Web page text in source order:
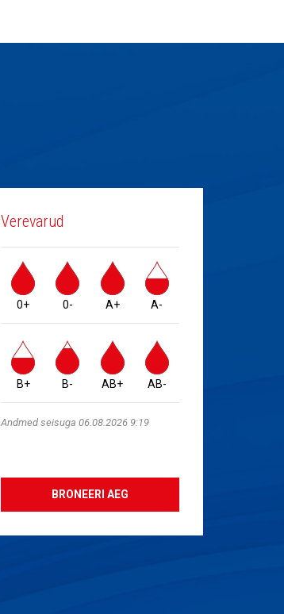
Verevarud
0+ 0- A+ A-
B+ B- AB+ AB-
Andmed seisuga 06.08.2026 9:19
BRONEERI AEG